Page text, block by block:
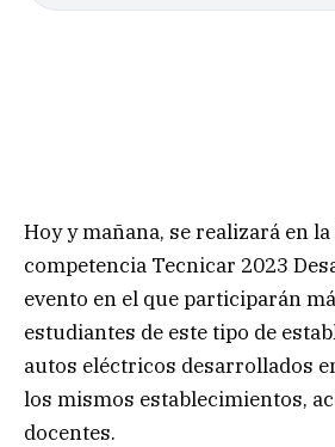
Hoy y mañana, se realizará en
competencia Tecnicar 2023
evento en el que participarán
estudiantes de este tipo de
autos eléctricos desarrollados
los mismos establecimientos,
docentes.